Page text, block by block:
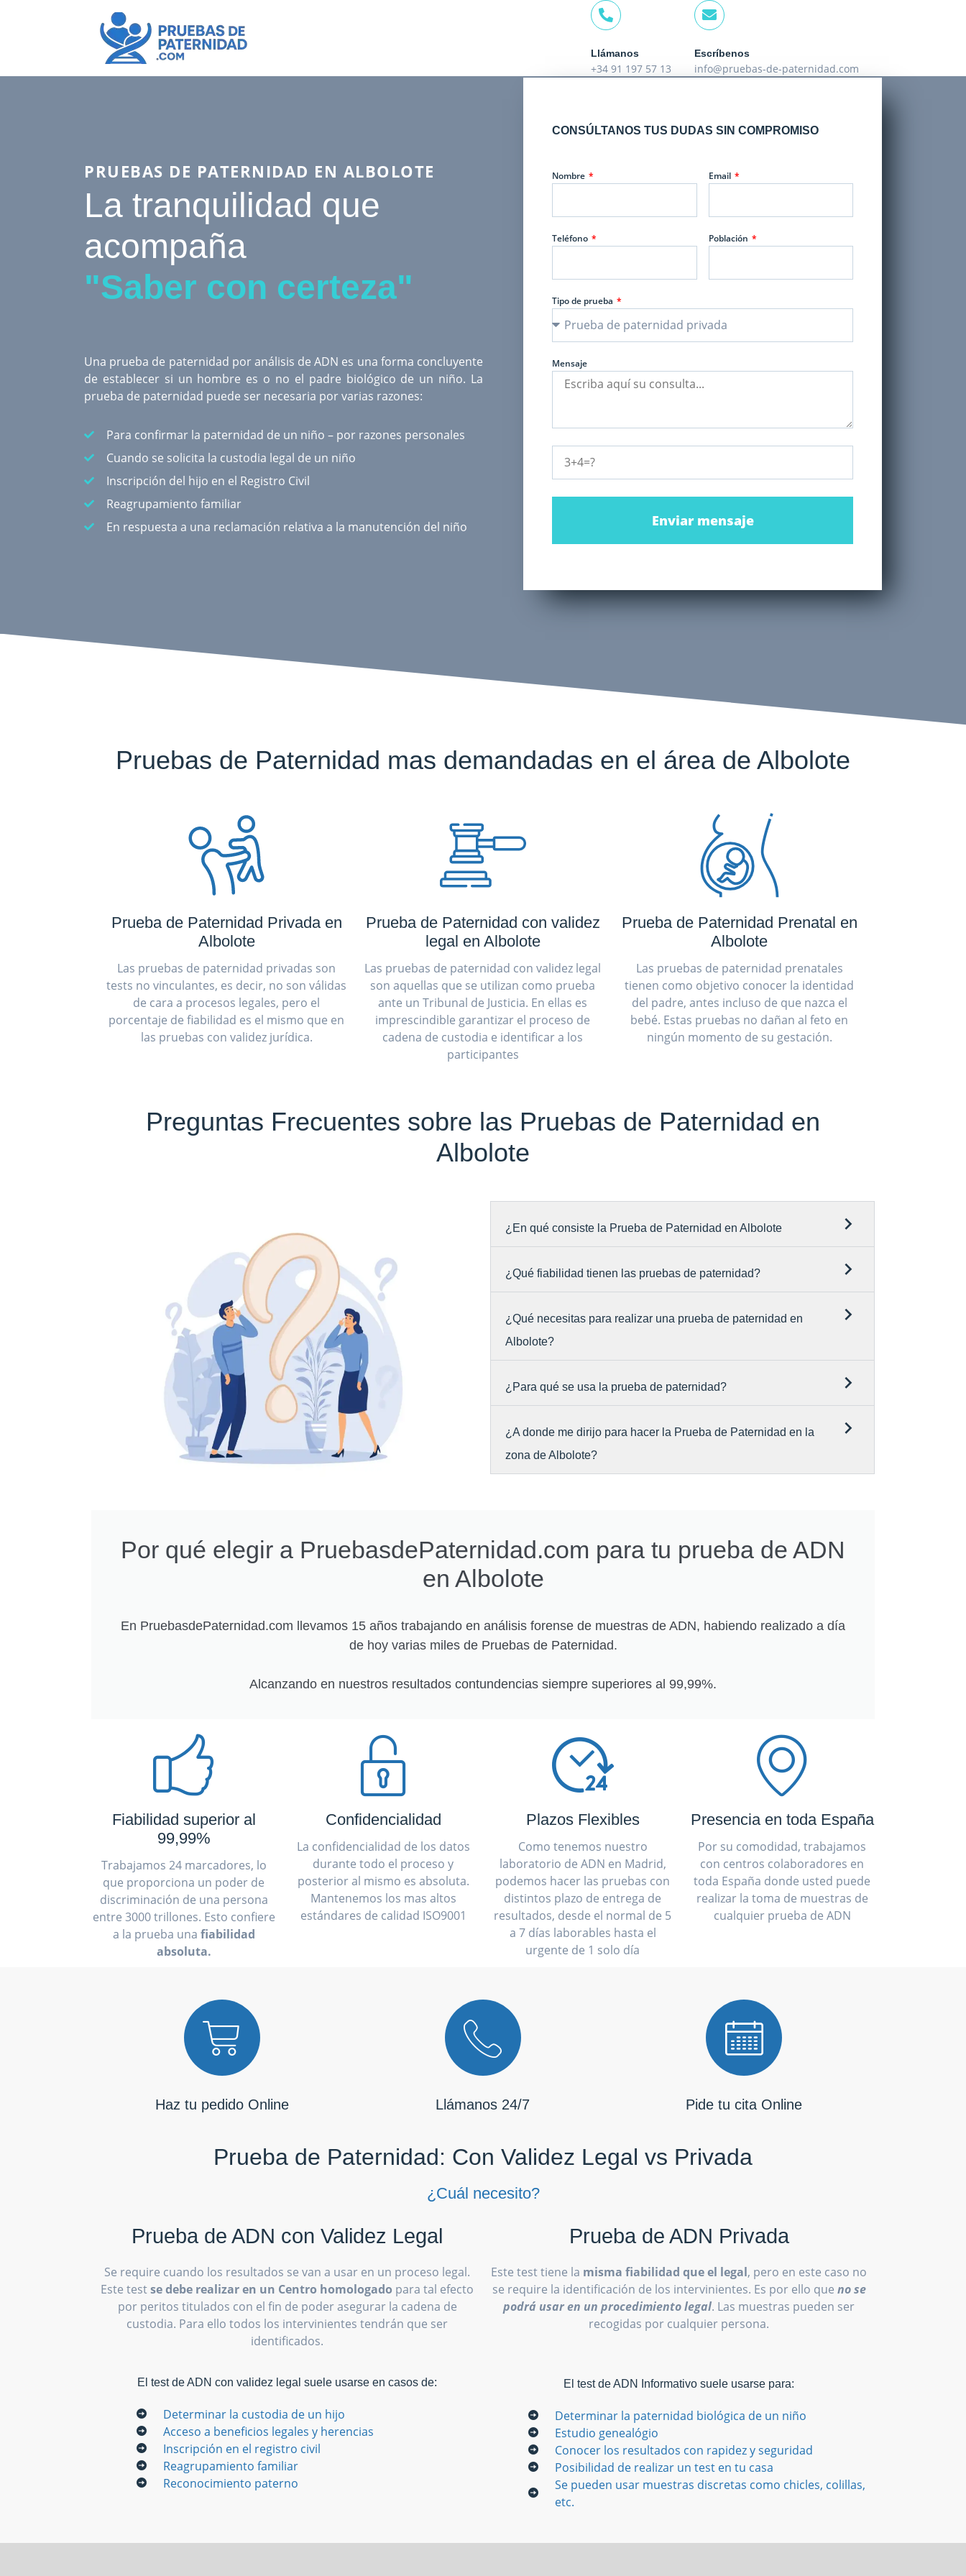
Llámanos
+34 91 197 57 13
Escríbenos
info@pruebas-de-paternidad.com
PRUEBAS DE PATERNIDAD EN ALBOLOTE
La tranquilidad que
acompaña
"Saber con certeza"
Una prueba de paternidad por análisis de ADN es una forma concluyente
de establecer si un hombre es o no el padre biológico de un niño. La
prueba de paternidad puede ser necesaria por varias razones:
Para confirmar la paternidad de un niño – por razones personales
Cuando se solicita la custodia legal de un niño
Inscripción del hijo en el Registro Civil
Reagrupamiento familiar
En respuesta a una reclamación relativa a la manutención del niño
CONSÚLTANOS TUS DUDAS SIN COMPROMISO
Nombre Email
Teléfono Población
Tipo de prueba
Mensaje
Enviar mensaje
Pruebas de Paternidad mas demandadas en el área de Albolote
Prueba de Paternidad Privada en
Albolote
Las pruebas de paternidad privadas son
tests no vinculantes, es decir, no son válidas
de cara a procesos legales, pero el
porcentaje de fiabilidad es el mismo que en
las pruebas con validez jurídica.
Prueba de Paternidad con validez
legal en Albolote
Las pruebas de paternidad con validez legal
son aquellas que se utilizan como prueba
ante un Tribunal de Justicia. En ellas es
imprescindible garantizar el proceso de
cadena de custodia e identificar a los
participantes
Prueba de Paternidad Prenatal en
Albolote
Las pruebas de paternidad prenatales
tienen como objetivo conocer la identidad
del padre, antes incluso de que nazca el
bebé. Estas pruebas no dañan al feto en
ningún momento de su gestación.
Preguntas Frecuentes sobre las Pruebas de Paternidad en
Albolote
¿En qué consiste la Prueba de Paternidad en Albolote
¿Qué fiabilidad tienen las pruebas de paternidad?
¿Qué necesitas para realizar una prueba de paternidad en
Albolote?
¿Para qué se usa la prueba de paternidad?
¿A donde me dirijo para hacer la Prueba de Paternidad en la
zona de Albolote?
Por qué elegir a PruebasdePaternidad.com para tu prueba de ADN
en Albolote
En PruebasdePaternidad.com llevamos 15 años trabajando en análisis forense de muestras de ADN, habiendo realizado a día
de hoy varias miles de Pruebas de Paternidad.
Alcanzando en nuestros resultados contundencias siempre superiores al 99,99%.
Fiabilidad superior al
99,99%
Trabajamos 24 marcadores, lo
que proporciona un poder de
discriminación de una persona
entre 3000 trillones. Esto confiere
a la prueba una fiabilidad
absoluta.
Confidencialidad
La confidencialidad de los datos
durante todo el proceso y
posterior al mismo es absoluta.
Mantenemos los mas altos
estándares de calidad ISO9001
Plazos Flexibles
Como tenemos nuestro
laboratorio de ADN en Madrid,
podemos hacer las pruebas con
distintos plazo de entrega de
resultados, desde el normal de 5
a 7 días laborables hasta el
urgente de 1 solo día
Presencia en toda España
Por su comodidad, trabajamos
con centros colaboradores en
toda España donde usted puede
realizar la toma de muestras de
cualquier prueba de ADN
Haz tu pedido Online Llámanos 24/7 Pide tu cita Online
Prueba de Paternidad: Con Validez Legal vs Privada
¿Cuál necesito?
Prueba de ADN con Validez Legal
Se require cuando los resultados se van a usar en un proceso legal.
Este testse debe realizar en un Centro homologado para tal efecto
por peritos titulados con el fin de poder asegurar la cadena de
custodia. Para ello todos los intervinientes tendrán que ser
identificados.
El test de ADN con validez legal suele usarse en casos de:
Determinar la custodia de un hijo
Acceso a beneficios legales y herencias
Inscripción en el registro civil
Reagrupamiento familiar
Reconocimiento paterno
Prueba de ADN Privada
Este test tiene la misma fiabilidad que el legal, pero en este caso no
se require la identificación de los intervinientes. Es por ello que no se
podrá usar en un procedimiento legal. Las muestras pueden ser
recogidas por cualquier persona.
El test de ADN Informativo suele usarse para:
Determinar la paternidad biológica de un niño
Estudio genealógio
Conocer los resultados con rapidez y seguridad
Posibilidad de realizar un test en tu casa
Se pueden usar muestras discretas como chicles, colillas,
etc.